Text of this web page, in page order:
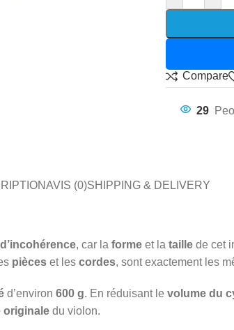
Compare
29
AVIS (0)SHIPPING & DELIVERY
, car la forme et la taille de cet
pièces et les cordes, sont exactement les
d’environ 600 g. En réduisant le volume du
originale du violon.